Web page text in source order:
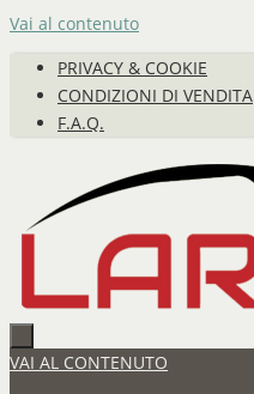
Vai al contenuto
PRIVACY & COOKIE
CONDIZIONI DI VENDITA
F.A.Q.
VAI AL CONTENUTO